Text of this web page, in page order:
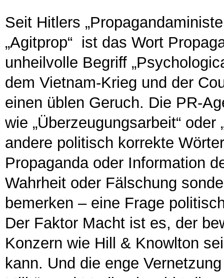
Seit Hitlers
„Agitprop“ ist das Wort
unheilvolle Begriff
dem Vietnam-Krieg und der
einen üblen Geruch. Die PR-
wie „Überzeugungsarbeit“
andere politisch korrekte
Propaganda oder Information
Wahrheit oder Fälschung
bemerken – eine Frage
Der Faktor Macht ist es, der
Konzern wie Hill & Knowlton
kann. Und die enge